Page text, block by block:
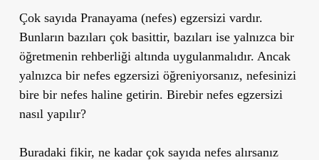
Çok sayıda Pranayama (nefes) egzersizi vardır.
Bunların bazıları çok basittir, bazıları ise yalnızca bir
öğretmenin rehberliği altında uygulanmalıdır. Ancak
yalnızca bir nefes egzersizi öğreniyorsanız, nefesinizi
bire bir nefes haline getirin. Birebir nefes egzersizi
nasıl yapılır?
Buradaki fikir, ne kadar çok sayıda nefes alırsanız